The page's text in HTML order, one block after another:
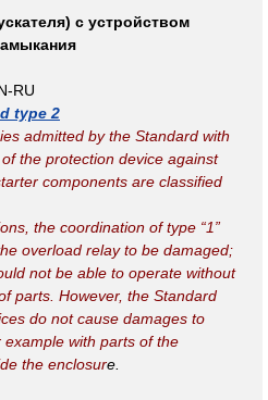
с устройством
RU
type 2
admitted by the Standard with
the protection device against
components are classified
the coordination of type “1”
overload relay to be damaged;
not be able to operate without
parts. However, the Standard
do not cause damages to
with parts of the
the enclosure.